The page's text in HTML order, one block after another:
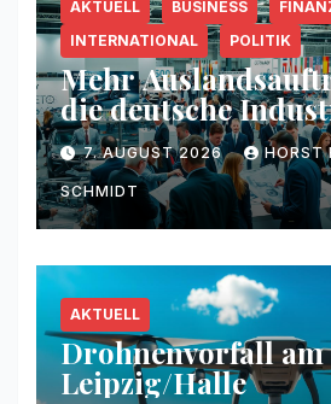
AKTUELL BUSINESS
INTERNATIONAL
POLITIK
Mehr
die deutsche
7. AUGUST 2026 HORST
SCHMIDT
AKTUELL
Drohnenvorfall am
Leipzig/Halle